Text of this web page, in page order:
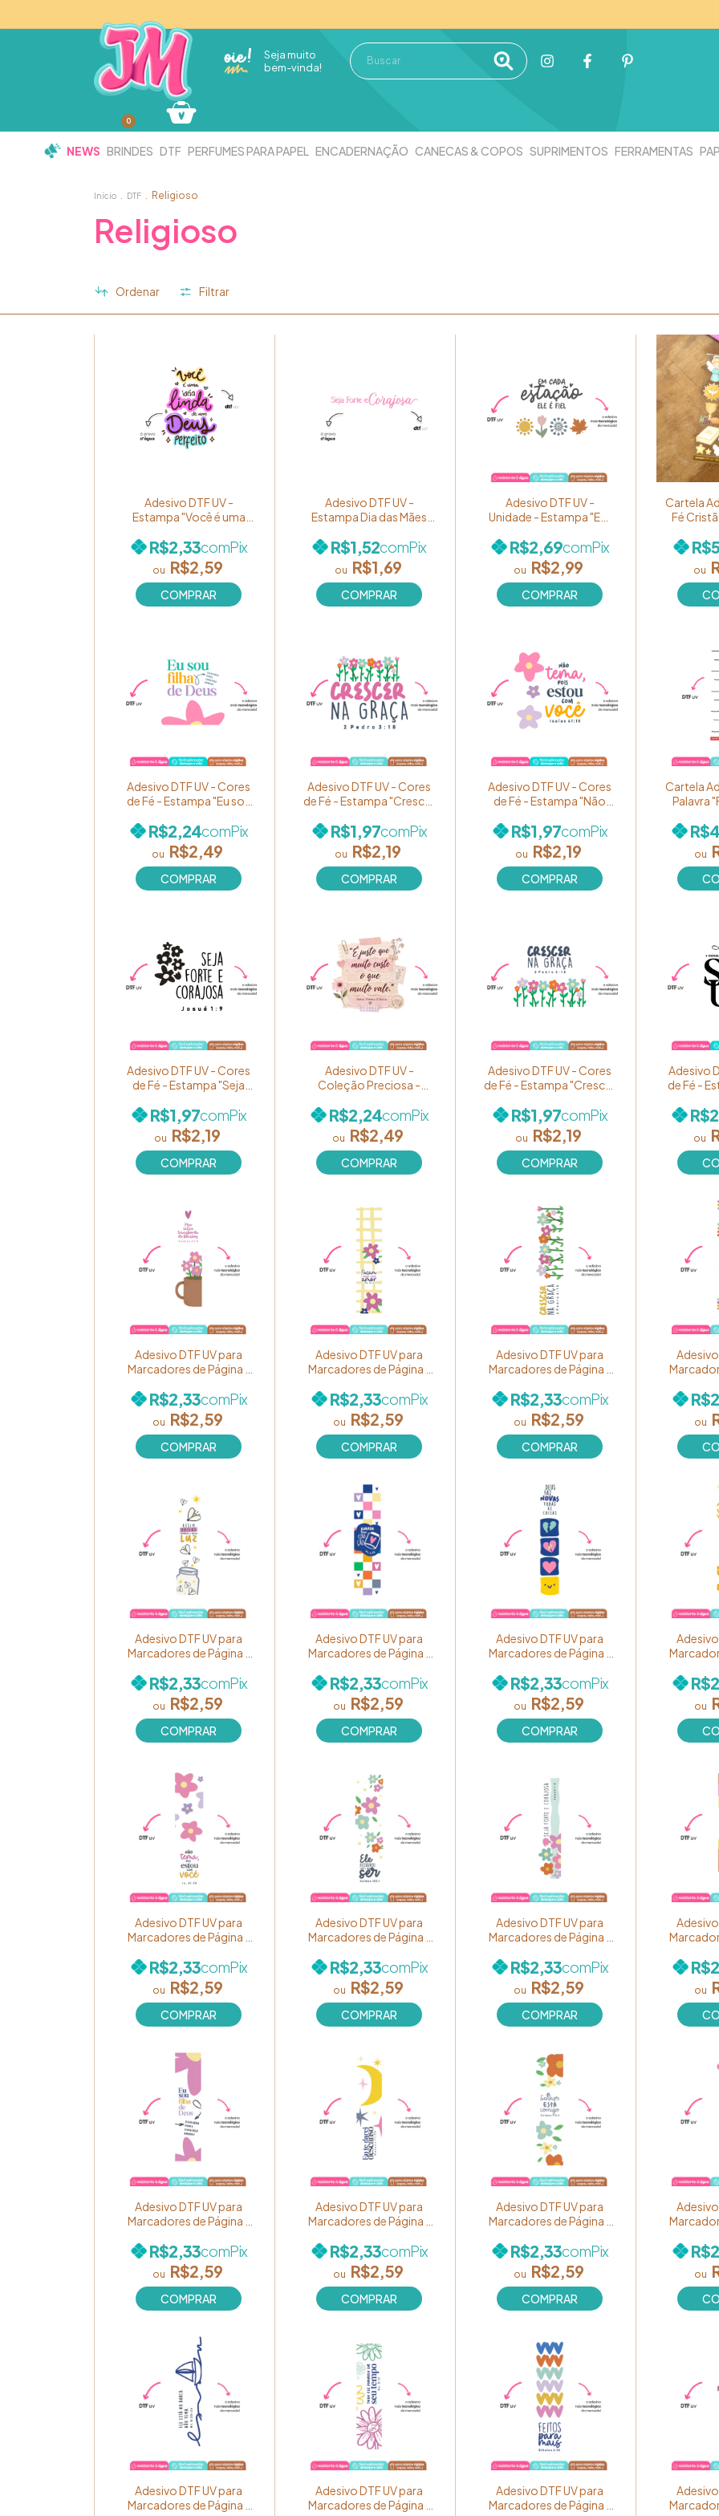
Seja muito
bem-vinda!
0
NEWS BRINDES DTF PERFUMES PARA PAPEL ENCADERNAÇÃO CANECAS & COPOS SUPRIMENTOS FERRAMENTAS
Início DTF Religioso
Religioso
Ordenar Filtrar
Adesivo DTF UV -
Estampa "Você é uma
perfeito!" Ref. 025
(Unidade)
R$2,59
R$2,33comPix
Adesivo DTF UV -
Estampa Dia das Mães
Ref. 062
R$1,69
R$1,52comPix
Adesivo DTF UV -
Unidade - Estampa "Em
Ref. 108
R$2,99
R$2,69comPix
Cartela
Fé
Adesivo DTF UV - Cores
de Fé - Estampa "Eu sou
COLORIDO Ref. 136
(unidade)
R$2,49
R$2,24comPix
Adesivo DTF UV - Cores
de Fé - Estampa "Crescer
Colorido) Ref. 129
(unidade)
R$2,19
R$1,97comPix
Adesivo DTF UV - Cores
de Fé - Estampa "Não
você!" Ref. 135 (unidade)
R$2,19
R$1,97comPix
Cartela
Palavra
Adesivo DTF UV - Cores
de Fé - Estampa "Seja
1:9" em PRETO Ref. 128
(unidade)
R$2,19
R$1,97comPix
Adesivo DTF UV -
Coleção Preciosa -
muito custe o que muito
vale" Ref. 140 (unidade)
R$2,49
R$2,24comPix
Adesivo DTF UV - Cores
de Fé - Estampa "Crescer
embaixo Ref. 131
(unidade)
R$2,19
R$1,97comPix
Adesivo
de Fé -
vida!"
Adesivo DTF UV para
Marcadores de Página -
Estampa "Meu cálice
transborda de bênçãos!"
Ref. BM55
R$2,59
R$2,33comPix
Adesivo DTF UV para
Marcadores de Página -
Estampa "Façam tudo
com amor" Ref. BM54
R$2,59
R$2,33comPix
Adesivo DTF UV para
Marcadores de Página -
Estampa "Crescer na
Graça" Ref. BM50
R$2,59
R$2,33comPix
Adesivo
Estampa
tempo
Adesivo DTF UV para
Marcadores de Página -
Estampa "Assim brilhe
também a vossa luz" Ref.
BM36
R$2,59
R$2,33comPix
Adesivo DTF UV para
Marcadores de Página -
Estampa "Guarda teu
coração" Ref. BM59
R$2,59
R$2,33comPix
Adesivo DTF UV para
Marcadores de Página -
Estampa "Deus faz novas
todas as coisas" Ref.
BM58
R$2,59
R$2,33comPix
Adesivo
Estampa
Adesivo DTF UV para
Marcadores de Página -
Estampa "Não tema pois
estou com você!" Ref.
BM53
R$2,59
R$2,33comPix
Adesivo DTF UV para
Marcadores de Página -
Estampa "Ele restaurou
todo o meu ser" Ref.
BM52
R$2,59
R$2,33comPix
Adesivo DTF UV para
Marcadores de Página -
Estampa "Seja Forte e
Corajosa!" Ref. BM51
R$2,59
R$2,33comPix
Adesivo
Adesivo DTF UV para
Marcadores de Página -
Estampa "Eu sou filha de
Deus!" Ref. BM47
R$2,59
R$2,33comPix
Adesivo DTF UV para
Marcadores de Página -
Estampa "Eu te darei
descanso!" Ref. BM45
R$2,59
R$2,33comPix
Adesivo DTF UV para
Marcadores de Página -
Estampa "O Senhor está
comigo" Ref. BM44
R$2,59
R$2,33comPix
Adesivo
Estampa
Adesivo DTF UV para
Marcadores de Página -
Adesivo DTF UV para
Marcadores de Página -
Adesivo DTF UV para
Marcadores de Página -
Adesivo